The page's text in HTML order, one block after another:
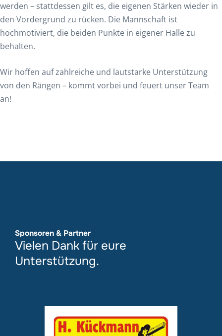
werden – stattdessen gilt es, die eigenen Stärken wieder in
den Vordergrund zu rücken. Die Mannschaft ist
hochmotiviert, die beiden Punkte in eigener Halle zu
behalten.
Wir hoffen auf zahlreiche und lautstarke Unterstützung
von den Rängen – kommt vorbei und feuert unser Team
an!
Sponsoren & Partner
Vielen Dank für eure
Unterstützung.